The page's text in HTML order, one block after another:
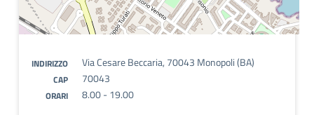
INDIRIZZO Via Cesare Beccaria, 70043 Monopoli (BA)
CAP 70043
ORARI 8.00 - 19.00